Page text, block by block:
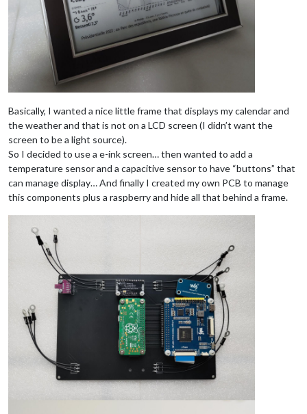
Basically, I wanted a nice little frame that displays my calendar and
the weather and that is not on a LCD screen (I didn’t want the
screen to be a light source).
So I decided to use a e-ink screen… then wanted to add a
temperature sensor and a capacitive sensor to have “buttons” that
can manage display… And finally I created my own PCB to manage
this components plus a raspberry and hide all that behind a frame.